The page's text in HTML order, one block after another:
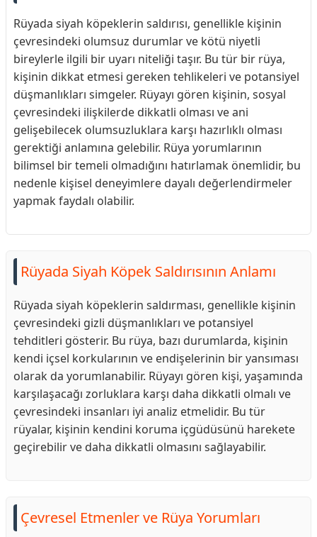
Rüyada siyah köpeklerin saldırısı, genellikle kişinin
çevresindeki olumsuz durumlar ve kötü niyetli
bireylerle ilgili bir uyarı niteliği taşır. Bu tür bir rüya,
kişinin dikkat etmesi gereken tehlikeleri ve potansiyel
düşmanlıkları simgeler. Rüyayı gören kişinin, sosyal
çevresindeki ilişkilerde dikkatli olması ve ani
gelişebilecek olumsuzluklara karşı hazırlıklı olması
gerektiği anlamına gelebilir. Rüya yorumlarının
bilimsel bir temeli olmadığını hatırlamak önemlidir, bu
nedenle kişisel deneyimlere dayalı değerlendirmeler
yapmak faydalı olabilir.
Rüyada Siyah Köpek Saldırısının Anlamı
Rüyada siyah köpeklerin saldırması, genellikle kişinin
çevresindeki gizli düşmanlıkları ve potansiyel
tehditleri gösterir. Bu rüya, bazı durumlarda, kişinin
kendi içsel korkularının ve endişelerinin bir yansıması
olarak da yorumlanabilir. Rüyayı gören kişi, yaşamında
karşılaşacağı zorluklara karşı daha dikkatli olmalı ve
çevresindeki insanları iyi analiz etmelidir. Bu tür
rüyalar, kişinin kendini koruma içgüdüsünü harekete
geçirebilir ve daha dikkatli olmasını sağlayabilir.
Çevresel Etmenler ve Rüya Yorumları